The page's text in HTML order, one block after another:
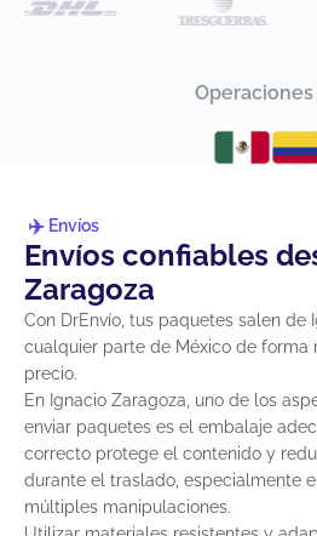
Operaciones
Envíos
Envíos confiables
Zaragoza
Con DrEnvío, tus paquetes salen de
cualquier parte de México de forma
precio.
En Ignacio Zaragoza, uno de los
enviar paquetes es el embalaje
correcto protege el contenido y
durante el traslado, especialmente
múltiples manipulaciones.